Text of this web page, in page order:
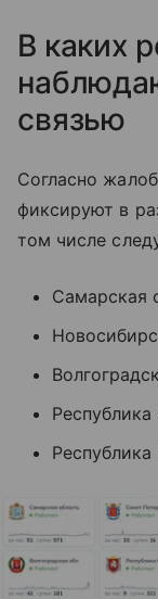
В каких
связью
Согласно
фиксируют в
том числе
Самарская